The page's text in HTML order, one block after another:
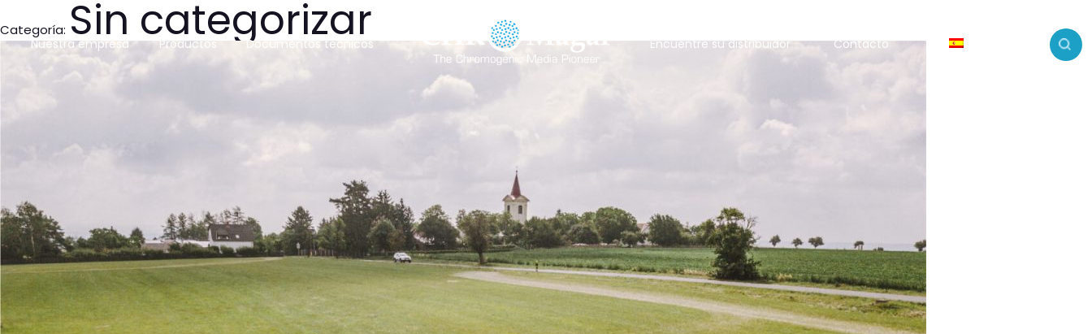
Nuestra empresa Productos Documentos técnicos Encuentre su distribuidor Contacto
Categoría: Sin categorizar